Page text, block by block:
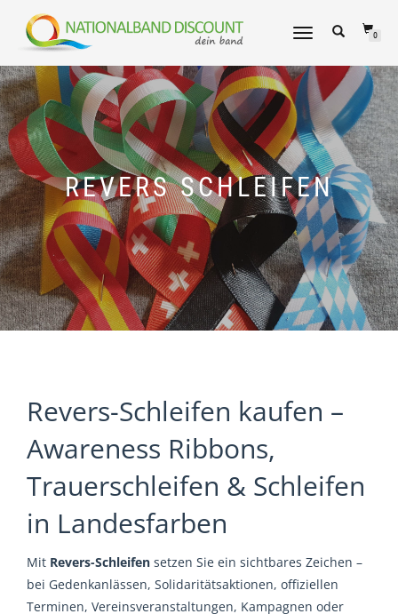
NAVIGATION
0
REVERS SCHLEIFEN
Revers-Schleifen kaufen –
Awareness Ribbons,
Trauerschleifen & Schleifen
in Landesfarben
Mit Revers-Schleifen setzen Sie ein sichtbares Zeichen –
bei Gedenkanlässen, Solidaritätsaktionen, offiziellen
Terminen, Vereinsveranstaltungen, Kampagnen oder